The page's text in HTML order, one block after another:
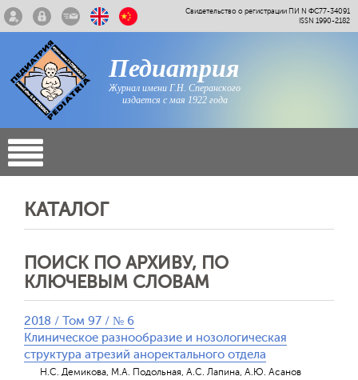
Свидетельство о регистрации ПИ N ФС77-34091
ISSN 1990-2182
Педиатрия
Журнал имени Г.Н. Сперанского
издается с мая 1922 года
КАТАЛОГ
ПОИСК ПО АРХИВУ, ПО
КЛЮЧЕВЫМ СЛОВАМ
2018 / Том 97 / № 6
Клиническое разнообразие и нозологическая
структура атрезий аноректального отдела
Н.С. Демикова, М.А. Подольная, А.С. Лапина, А.Ю. Асанов